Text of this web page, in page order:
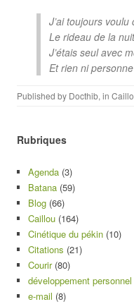
J’ai toujours
Le rideau de la
J’étais seul avec
Et rien ni
Published by Docthib, in
Rubriques
Agenda (3)
Batana (59)
Blog (66)
Caillou (164)
Cinétique du pékin (10)
Citations (21)
Courir(80)
développement personnel
e-mail (8)